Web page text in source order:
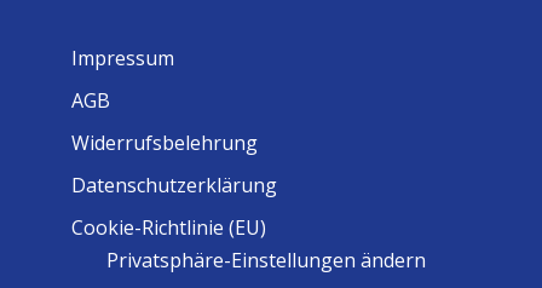
Impressum
AGB
Widerrufsbelehrung
Datenschutzerklärung
Cookie-Richtlinie (EU)
Privatsphäre-Einstellungen ändern